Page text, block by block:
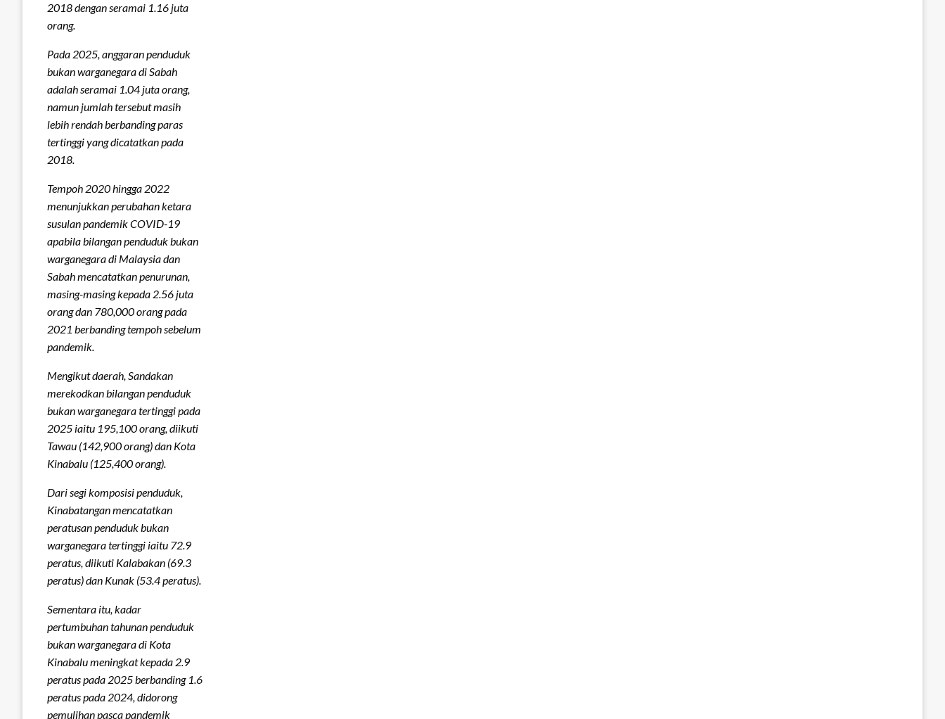
2018 dengan seramai 1.16 juta
orang.
Pada 2025, anggaran penduduk
bukan warganegara di Sabah
adalah seramai 1.04 juta orang,
namun jumlah tersebut masih
lebih rendah berbanding paras
tertinggi yang dicatatkan pada
2018.
Tempoh 2020 hingga 2022
menunjukkan perubahan ketara
susulan pandemik COVID-19
apabila bilangan penduduk bukan
warganegara di Malaysia dan
Sabah mencatatkan penurunan,
masing-masing kepada 2.56 juta
orang dan 780,000 orang pada
2021 berbanding tempoh sebelum
pandemik.
Mengikut daerah, Sandakan
merekodkan bilangan penduduk
bukan warganegara tertinggi pada
2025 iaitu 195,100 orang, diikuti
Tawau (142,900 orang) dan Kota
Kinabalu (125,400 orang).
Dari segi komposisi penduduk,
Kinabatangan mencatatkan
peratusan penduduk bukan
warganegara tertinggi iaitu 72.9
peratus, diikuti Kalabakan (69.3
peratus) dan Kunak (53.4 peratus).
Sementara itu, kadar
pertumbuhan tahunan penduduk
bukan warganegara di Kota
Kinabalu meningkat kepada 2.9
peratus pada 2025 berbanding 1.6
peratus pada 2024, didorong
pemulihan pasca pandemik